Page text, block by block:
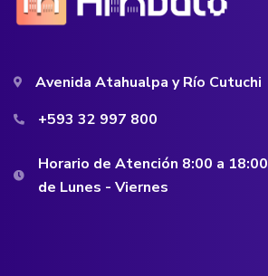
Avenida Atahualpa y Río Cutuchi
+593 32 997 800
Horario de Atención 8:00 a 18:00
de Lunes - Viernes